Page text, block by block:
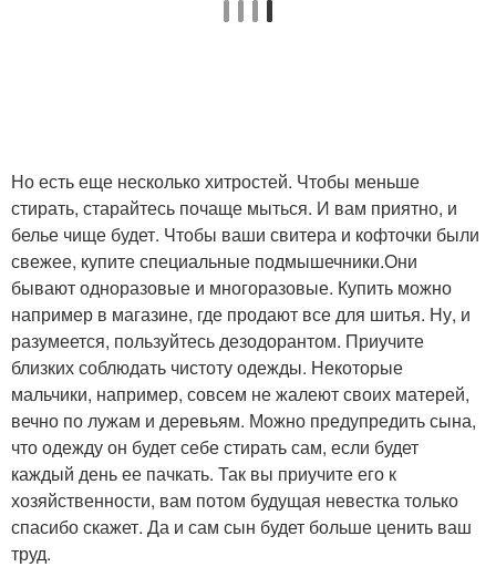
Но есть еще несколько хитростей. Чтобы меньше
стирать, старайтесь почаще мыться. И вам приятно, и
белье чище будет. Чтобы ваши свитера и кофточки были
свежее, купите специальные подмышечники.Они
бывают одноразовые и многоразовые. Купить можно
например в магазине, где продают все для шитья. Ну, и
разумеется, пользуйтесь дезодорантом. Приучите
близких соблюдать чистоту одежды. Некоторые
мальчики, например, совсем не жалеют своих матерей,
вечно по лужам и деревьям. Можно предупредить сына,
что одежду он будет себе стирать сам, если будет
каждый день ее пачкать. Так вы приучите его к
хозяйственности, вам потом будущая невестка только
спасибо скажет. Да и сам сын будет больше ценить ваш
труд.